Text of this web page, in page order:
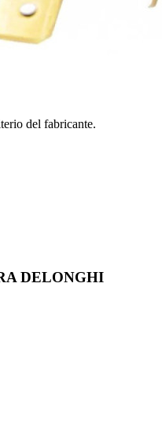
del fabricante.
DELONGHI